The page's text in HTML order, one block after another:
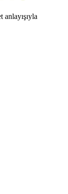
anlayışıyla